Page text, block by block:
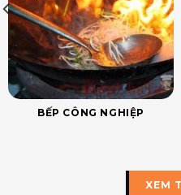
BẾP CÔNG NGHIỆP
XEM